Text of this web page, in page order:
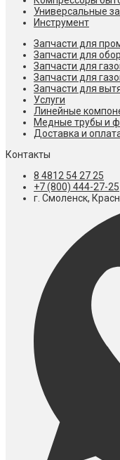
Универсальные
Инструмент
Запчасти для
Запчасти для
Запчасти для
Запчасти для
Запчасти для
Услуги
Линейные
Медные трубы и
Доставка и
Контакты
8 4812 54 27 25
+7 (800) 444-27-25
г. Смоленск,